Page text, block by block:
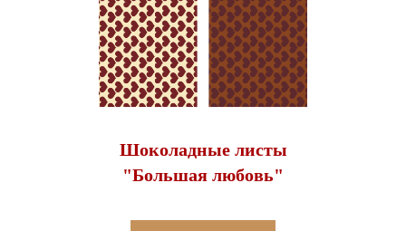
Шоколадные листы
"Большая любовь"